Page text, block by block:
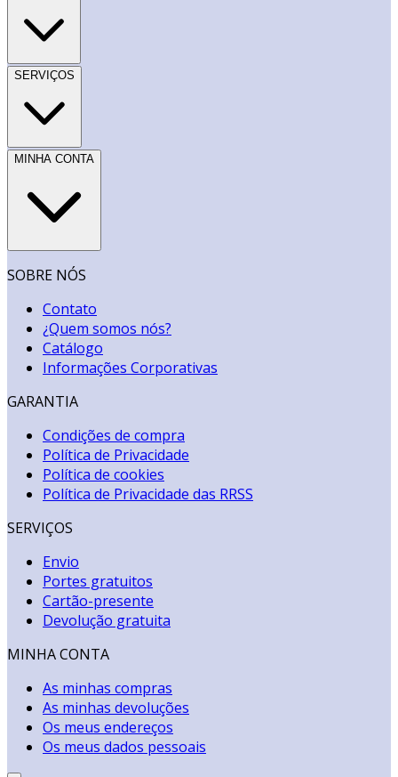
SERVIÇOS
MINHA CONTA
SOBRE NÓS
Contato
¿Quem somos nós?
Catálogo
Informações Corporativas
GARANTIA
Condições de compra
Política de Privacidade
Política de cookies
Política de Privacidade das RRSS
SERVIÇOS
Envio
Portes gratuitos
Cartão-presente
Devolução gratuita
MINHA CONTA
As minhas compras
As minhas devoluções
Os meus endereços
Os meus dados pessoais